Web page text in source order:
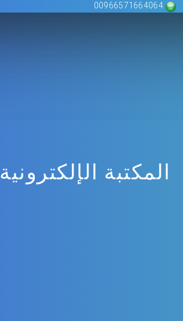
00966571664064
المكتبة الإلكترونية